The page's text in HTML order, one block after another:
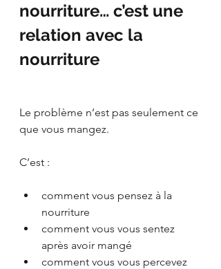
nourriture… c’est une
relation avec la
nourriture
Le problème n’est pas seulement ce
que vous mangez.
C’est :
comment vous pensez à la
nourriture
comment vous vous sentez
après avoir mangé
comment vous vous percevez